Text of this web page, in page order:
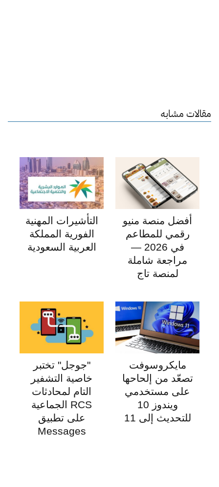
مقالات مشابه
أفضل منصة منيو
رقمي للمطاعم
في 2026 —
مراجعة شاملة
لمنصة تاج
التأشيرات المهنية
الفورية المملكة
العربية السعودية
مايكروسوفت
تصعّد من إلحاحها
على مستخدمي
ويندوز 10
للتحديث إلى 11
"جوجل" تختبر
خاصية التشفير
التام لمحادثات
RCS الجماعية
على تطبيق
Messages